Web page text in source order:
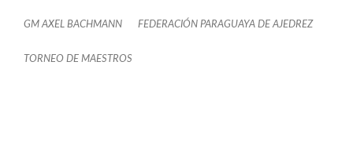
GM AXEL BACHMANN FEDERACIÓN PARAGUAYA DE AJEDREZ
TORNEO DE MAESTROS